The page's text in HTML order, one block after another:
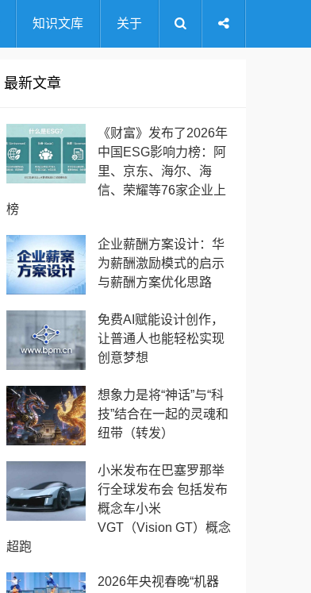
知识文库 关于
最新文章
《财富》发布了2026年
中国ESG影响力榜：阿
里、京东、海尔、海
信、荣耀等76家企业上
榜
企业薪酬方案设计：华
为薪酬激励模式的启示
与薪酬方案优化思路
免费AI赋能设计创作，
让普通人也能轻松实现
创意梦想
想象力是将“神话”与“科
技”结合在一起的灵魂和
纽带（转发）
小米发布在巴塞罗那举
行全球发布会 包括发布
概念车小米
VGT（Vision GT）概念
超跑
2026年央视春晚“机器